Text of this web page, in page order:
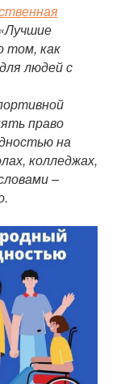
том, как
людей с
право
на
колледжах,
–